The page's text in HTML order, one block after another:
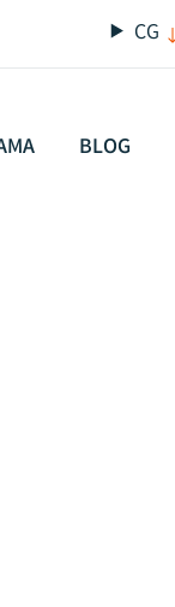
CG
BLOG